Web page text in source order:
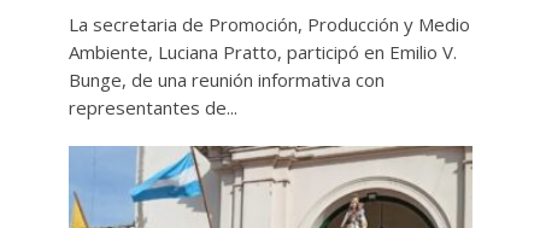
La secretaria de Promoción, Producción y Medio
Ambiente, Luciana Pratto, participó en Emilio V.
Bunge, de una reunión informativa con
representantes de...